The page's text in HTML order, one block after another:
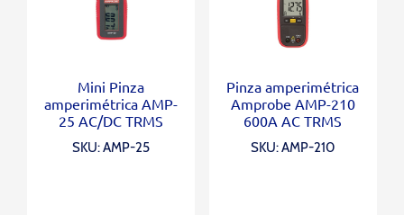
Mini Pinza
amperimétrica AMP-
25 AC/DC TRMS
SKU: AMP-25
Pinza amperimétrica
Amprobe AMP-210
600A AC TRMS
SKU: AMP-210